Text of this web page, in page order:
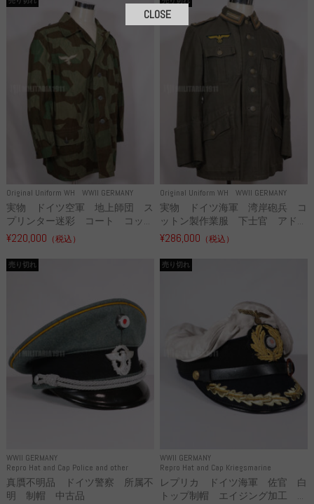
Original Uniform WH WWII GERMANY
実物 ドイツ空軍 地上師団 ス
プリンター迷彩 コート コッ...
¥220,000 （税込）
Original Uniform WH WWII GERMANY
実物 ドイツ海軍 湾岸砲兵 コ
ットン製作業服 下士官 アド...
¥286,000 （税込）
WWII GERMANY
Repro Hat and Cap Police and other
売り切れ
真贋不明品 ドイツ警察 所属不
明 制帽 中古品
WWII GERMANY
Repro Hat and Cap Kriegsmarine
売り切れ
レプリカ ドイツ海軍 佐官 白
トップ制帽 エイジング加工 ...
CLOSE